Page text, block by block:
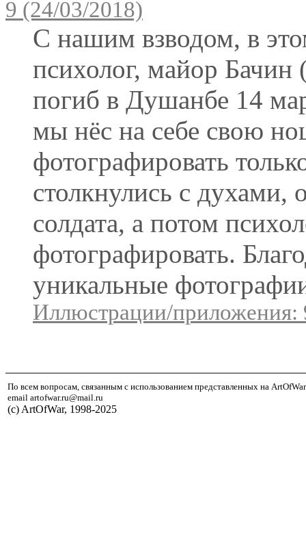
9 (24/03/2018)
С нашим взводом, в
психолог, майор Бачин
погиб в Душанбе 14
мы нёс на себе свою
фотографировать
столкнулись с духами,
солдата, а потом
фотографировать.
уникальные
Иллюстрации/приложения:
По всем вопросам, связанным с использованием представленных на
email artofwar.ru@mail.ru
(с) ArtOfWar, 1998-2025